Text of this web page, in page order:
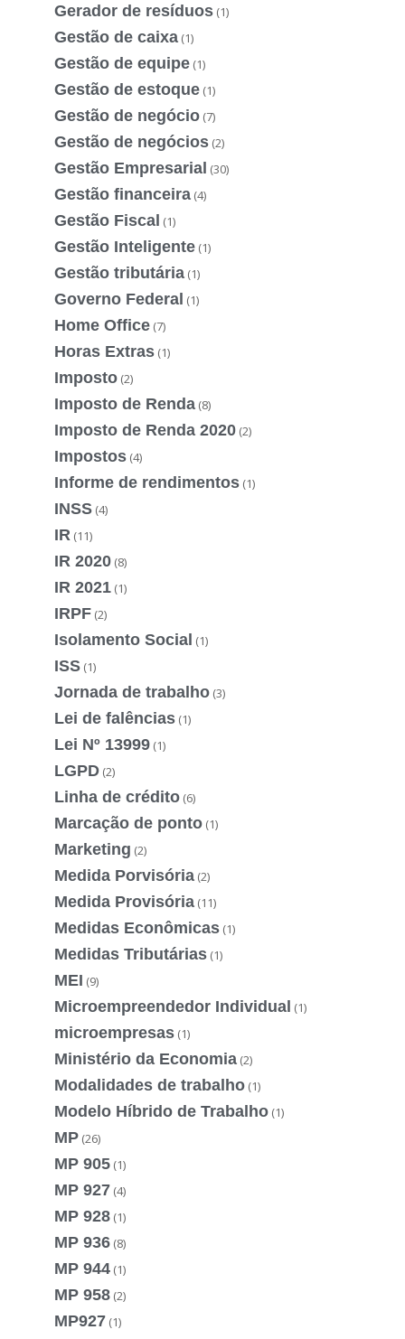
Gerador de resíduos (1)
Gestão de caixa (1)
Gestão de equipe (1)
Gestão de estoque (1)
Gestão de negócio (7)
Gestão de negócios (2)
Gestão Empresarial (30)
Gestão financeira (4)
Gestão Fiscal (1)
Gestão Inteligente (1)
Gestão tributária (1)
Governo Federal (1)
Home Office (7)
Horas Extras (1)
Imposto (2)
Imposto de Renda (8)
Imposto de Renda 2020 (2)
Impostos (4)
Informe de rendimentos (1)
INSS (4)
IR (11)
IR 2020 (8)
IR 2021 (1)
IRPF (2)
Isolamento Social (1)
ISS (1)
Jornada de trabalho (3)
Lei de falências (1)
Lei Nº 13999 (1)
LGPD (2)
Linha de crédito (6)
Marcação de ponto (1)
Marketing (2)
Medida Porvisória (2)
Medida Provisória (11)
Medidas Econômicas (1)
Medidas Tributárias (1)
MEI (9)
Microempreendedor Individual (1)
microempresas (1)
Ministério da Economia (2)
Modalidades de trabalho (1)
Modelo Híbrido de Trabalho (1)
MP (26)
MP 905 (1)
MP 927 (4)
MP 928 (1)
MP 936 (8)
MP 944 (1)
MP 958 (2)
MP927 (1)